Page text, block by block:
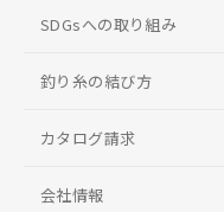
SDGsへの取り組み
釣り糸の結び方
カタログ請求
会社情報